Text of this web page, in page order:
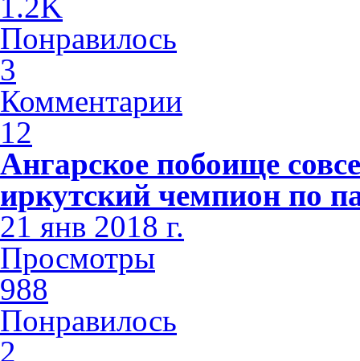
Понравилось
3
Комментарии
12
Ангарское побоище
иркутский чемпион по
21 янв 2018 г.
Просмотры
988
Понравилось
2